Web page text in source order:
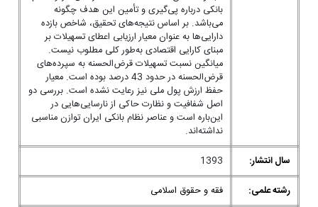
بانکی درباره پی‌گیری و تأمین این هدف چگونه
می‌باشد. بر اساس نتیجه‌های تحقیق، شاخص بازده
دارایی‌‌‌ها به‌ عنوان معیار ارزیابی اعطای تسهیلات بر
مبنای کارایی اقتصادی به‌طور کلی مطلوب نیست.
میانگین نسبت تسهیلات قرض‌‌‌الحسنه به سپرده‌‌‌های
قرض‌‌‌الحسنه در حدود 43 درصد بوده است. معیار
حفظ ارزش پول ملی نیز رعایت نشده است. بررسی دو
اصل شفافیت و نظارت حاکی از نارسایی‌‌‌هایی در
این‌باره است و عناصر نظام بانکی ایران توازن مناسبی
نداشته‌اند.
سال انتشار:
1393
رشته علمی:
فقه و حقوق اسلامی